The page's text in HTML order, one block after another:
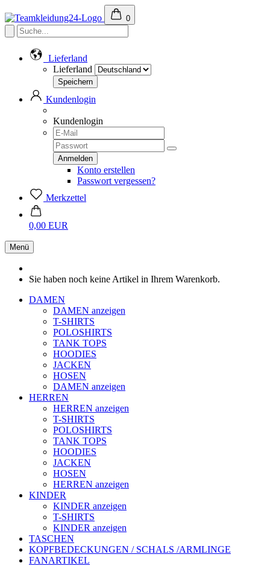
0
Lieferland
Lieferland
Kundenlogin
Kundenlogin
Konto erstellen
Passwort vergessen?
Merkzettel
0,00 EUR
Menü
Sie haben noch keine Artikel in Ihrem Warenkorb.
DAMEN
DAMEN anzeigen
T-SHIRTS
POLOSHIRTS
TANK TOPS
HOODIES
JACKEN
HOSEN
DAMEN anzeigen
HERREN
HERREN anzeigen
T-SHIRTS
POLOSHIRTS
TANK TOPS
HOODIES
JACKEN
HOSEN
HERREN anzeigen
KINDER
KINDER anzeigen
T-SHIRTS
KINDER anzeigen
TASCHEN
KOPFBEDECKUNGEN / SCHALS /ARMLINGE
FANARTIKEL